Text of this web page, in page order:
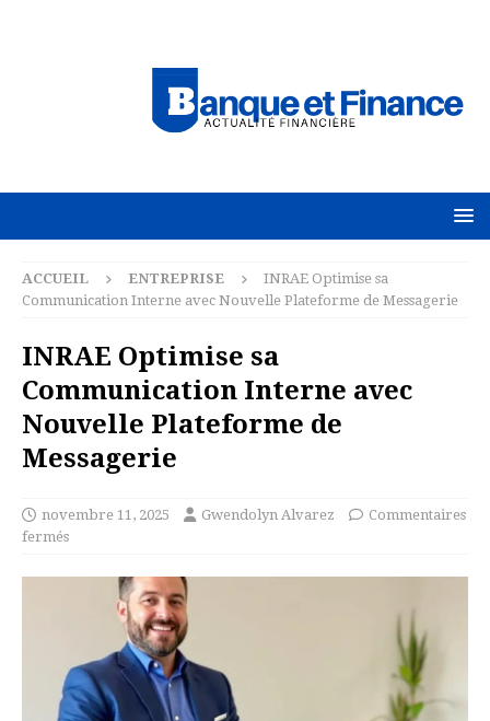
ACCUEIL ENTREPRISE
INRAE Optimise sa
Communication Interne avec Nouvelle Plateforme de Messagerie
INRAE Optimise sa
Communication Interne avec
Nouvelle Plateforme de
Messagerie
novembre 11, 2025 Gwendolyn Alvarez
Commentaires
fermés